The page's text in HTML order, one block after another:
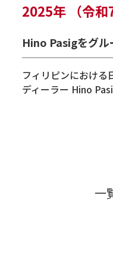
2025年 （令和
Hino Pasigをグル
フィリピンにおける
ディーラー Hino
一